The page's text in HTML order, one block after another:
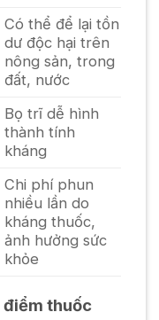
Có thể để lại tồn
dư độc hại trên
nông sản, trong
đất, nước
Bọ trĩ dễ hình
thành tính
kháng
Chi phí phun
nhiều lần do
kháng thuốc,
ảnh hưởng sức
khỏe
điểm thuốc